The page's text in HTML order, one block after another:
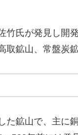
竹氏が発見し開
鉱山、常盤炭
た鉱山で、主に